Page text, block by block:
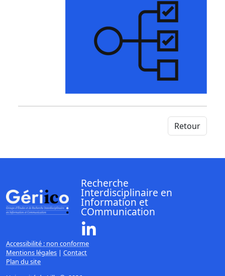
Retour
Recherche
Interdisciplinaire en
Information et
COmmunication
Accessibilité : non conforme
Mentions légales | Contact
Plan du site